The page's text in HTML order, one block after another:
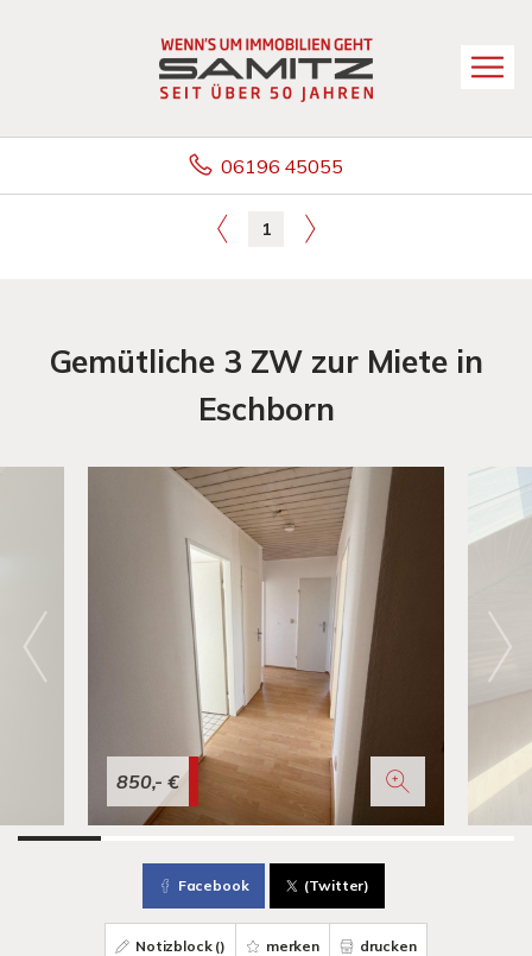
06196 45055
1
Gemütliche 3 ZW zur Miete in
Eschborn
850,- €
Facebook (Twitter)
Notizblock () merken drucken